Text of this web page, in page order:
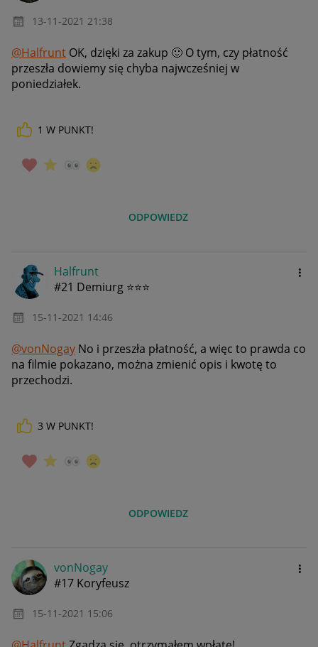
‎13-11-2021 21:38
@Halfrunt OK, dzięki za zakup 🙂 O tym, czy płatność
przeszła dowiemy się chyba najwcześniej w
poniedziałek.
1 W PUNKT!
ODPOWIEDZ
Halfrunt
#21 Demiurg ⭐⭐⭐
‎15-11-2021 14:46
@vonNogay No i przeszła płatność, a więc to prawda co
na filmie pokazano, można zmienić opis i kwotę to
przechodzi.
3 W PUNKT!
ODPOWIEDZ
vonNogay
#17 Koryfeusz
‎15-11-2021 15:06